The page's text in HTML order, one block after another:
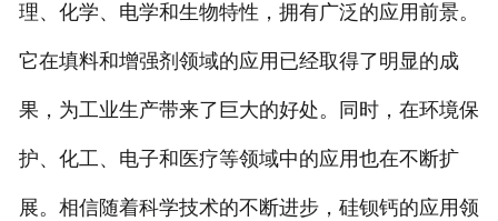
理、化学、电学和生物特性，拥有广泛的应用前景。
它在填料和增强剂领域的应用已经取得了明显的成
果，为工业生产带来了巨大的好处。同时，在环境保
护、化工、电子和医疗等领域中的应用也在不断扩
展。相信随着科学技术的不断进步，硅钡钙的应用领